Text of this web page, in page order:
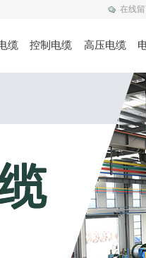
在线
缆 控制电缆 高压电缆